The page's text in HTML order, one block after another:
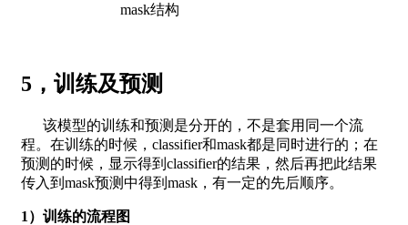
mask结构
5，训练及预测
该模型的训练和预测是分开的，不是套用同一个流
程。在训练的时候，classifier和mask都是同时进行的；在
预测的时候，显示得到classifier的结果，然后再把此结果
传入到mask预测中得到mask，有一定的先后顺序。
1）训练的流程图